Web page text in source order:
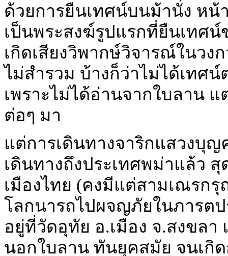
ด้วยการยืนเทศน์บนม้านั่ง หน้
เป็นพระสงฆ์รูปแรกที่ยืนเทศน์
เกิดเสียงวิพากษ์วิจารณ์ในวง
ไม่สำรวม บ้างก็ว่าไม่ได้เทศ
เพราะไม่ได้อ่านจากใบลาน แ
ต่อๆ มา
แต่การเดินทางจาริกแสวงบุ
เดินทางถึงประเทศพม่าแล้ว
เมืองไทย (คงมีแต่สามเณรก
โลกนารถไปผจญภัยในภารต
อยู่ที่วัดอุทัย อ.เมือง จ.สงขลา
นอกใบลาน ทันยุคสมัย จนเกิ